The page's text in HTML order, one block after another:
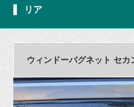
リア
ウィンドーバグネット セカ